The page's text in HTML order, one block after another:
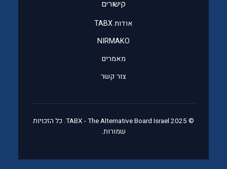
קישורים
אודות TABX
NIRMAKO
מאמרים
צור קשר
© 2025 TABX - The Alternative Board Israel. כל הזכויות
שמורות.